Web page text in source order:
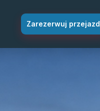
Zarezerwuj przejazd